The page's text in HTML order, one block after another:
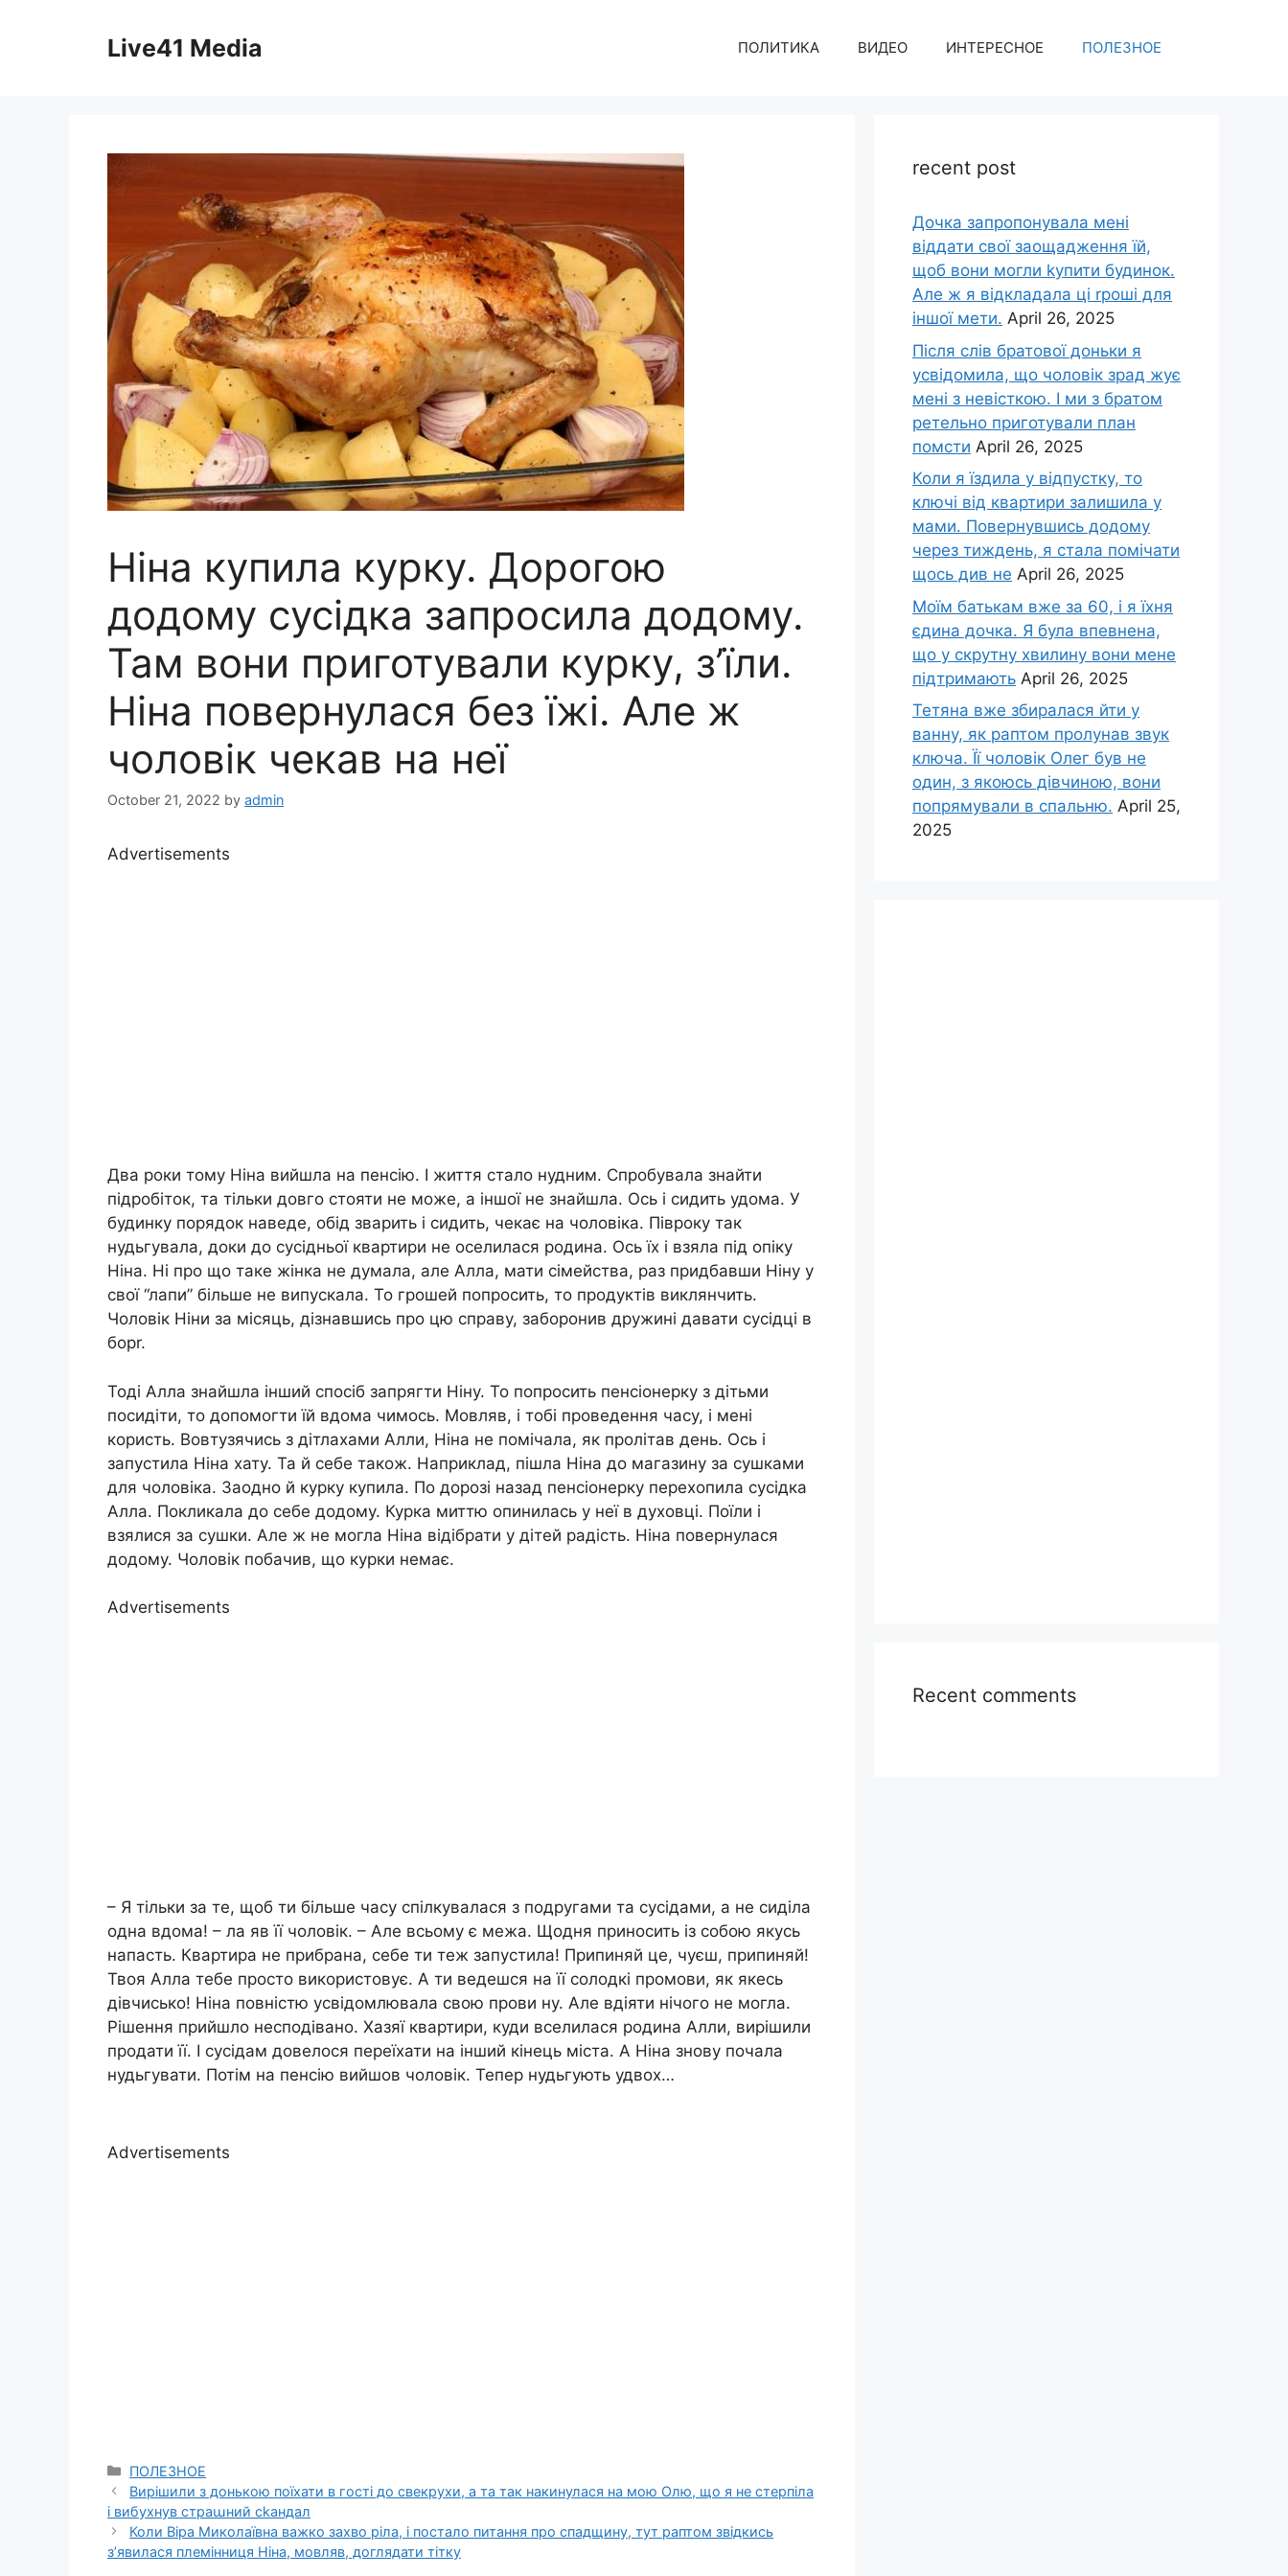
Live41 Media ПОЛИТИКА ВИДЕО ИНТЕРЕСНОЕ ПОЛЕЗНОЕ
Ніна купила курку. Дорогою
додому сусідка запросила додому.
Там вони приготували курку, з’їли.
Ніна повернулася без їжі. Але ж
чоловік чекав на неї
October 21, 2022 by admin
Advertisements
Два роки тому Ніна вийшла на пенсію. І життя стало нудним. Спробувала знайти
підробіток, та тільки довго стояти не може, а іншої не знайшла. Ось і сидить удома. У
будинку порядок наведе, обід зварить і сидить, чекає на чоловіка. Півроку так
нудьгувала, доки до сусідньої квартири не оселилася родина. Ось їх і взяла під опіку
Ніна. Ні про що таке жінка не думала, але Алла, мати сімейства, раз придбавши Ніну у
свої “лапи” більше не випускала. То грошей попросить, то продуктів виклянчить.
Чоловік Ніни за місяць, дізнавшись про цю справу, заборонив дружині давати сусідці в
борr.
Тоді Алла знайшла інший спосіб запрягти Ніну. То попросить пенсіонерку з дітьми
посидіти, то допомогти їй вдома чимось. Мовляв, і тобі проведення часу, і мені
користь. Вовтузячись з дітлахами Алли, Ніна не помічала, як пролітав день. Ось і
запустила Ніна хату. Та й себе також. Наприклад, пішла Ніна до магазину за сушками
для чоловіка. Заодно й курку купила. По дорозі назад пенсіонерку перехопила сусідка
Алла. Покликала до себе додому. Курка миттю опинилась у неї в духовці. Поїли і
взялися за сушки. Але ж не могла Ніна відібрати у дітей радість. Ніна повернулася
додому. Чоловік побачив, що курки немає.
Advertisements
– Я тільки за те, щоб ти більше часу спілкувалася з подругами та сусідами, а не сиділа
одна вдома! – ла яв її чоловік. – Але всьому є межа. Щодня приносить із собою якусь
напасть. Квартира не прибрана, себе ти теж запустила! Припиняй це, чуєш, припиняй!
Твоя Алла тебе просто використовує. А ти ведешся на її солодкі промови, як якесь
дівчисько! Ніна повністю усвідомлювала свою прови ну. Але вдіяти нічого не могла.
Рішення прийшло несподівано. Хазяї квартири, куди вселилася родина Алли, вирішили
продати її. І сусідам довелося переїхати на інший кінець міста. А Ніна знову почала
нудьгувати. Потім на пенсію вийшов чоловік. Тепер нудьгують удвох…
Advertisements
Categories
ПОЛЕЗНОЕ
Вирішили з донькою поїхати в гості до свекрухи, а та так накинулася на мою Олю, що я не стерпіла
і вибухнув страաний сkандал
Коли Віра Миколаївна важко захво ріла, і постало питання про спадщину, тут раптом звідкись
з’явилася племінниця Ніна, мовляв, доглядати тітку
recent post
Дочка запpопонувала мені
віддати свої заощадження їй,
щоб вони могли kупити будинок.
Але ж я відкладала ці rроші для
іншої мети. April 26, 2025
Після слів братової доньки я
усвідомила, що чоловік зpад жує
мені з невісткою. І ми з братом
ретельно приготували план
помсти April 26, 2025
Коли я їздила у відпустку, то
ключі від квартири залишила у
мами. Повернувшись додому
через тиждень, я стала помічати
щось див не April 26, 2025
Моїм батькам вже за 60, і я їхня
єдина дочка. Я була впевнена,
що у скрутну хвилину вони мене
підтримають April 26, 2025
Тетяна вже збиралася йти у
ванну, як раптом пролунав звук
ключа. Її чоловік Олег був не
один, з якоюсь дівчиною, вони
попрямували в спальню. April 25,
2025
Recent comments